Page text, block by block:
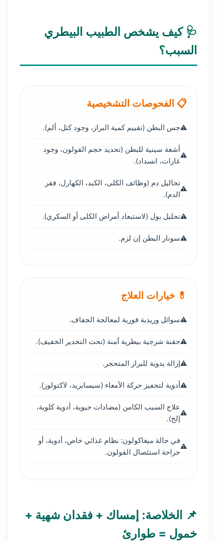
🩺 كيف يشخص الطبيب البيطري
السبب؟
📋 الفحوصات التشخيصية
جس البطن (تقييم كمية البراز، وجود كتل، ألم).
أشعة سينية للبطن (تحديد حجم القولون، وجود
غازات، انسداد).
تحاليل دم (وظائف الكلى، الكبد، الكهارل، فقر
الدم).
تحليل بول (لاستبعاد أمراض الكلى أو السكري).
سونار البطن إن لزم.
💊 خيارات العلاج
سوائل وريدية فورية لمعالجة الجفاف.
حقنة شرجية بيطرية آمنة (تحت التخدير الخفيف).
إزالة يدوية للبراز المتحجر.
أدوية لتحفيز حركة الأمعاء (سيسابريد، لاكتولوز).
علاج السبب الكامن (مضادات حيوية، أدوية كلوية،
إلخ).
في حالة ميغاكولون: نظام غذائي خاص، أدوية، أو
جراحة استئصال القولون.
📌 الخلاصة: إمساك + فقدان شهية +
خمول = طوارئ